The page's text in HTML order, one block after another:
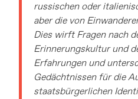
russischen oder
aber die von
Dies wirft Fragen nach
Erinnerungskultur und
Erfahrungen und
Gedächtnissen für die
staatsbürgerlichen